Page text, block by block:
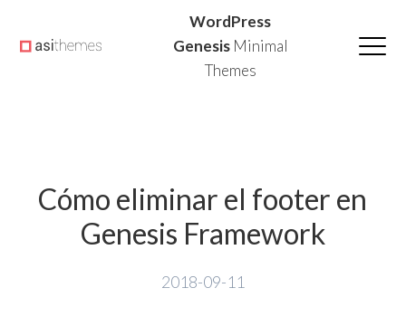
WordPress
GenesisMinimal
Themes
Cómo eliminar el footer en
Genesis Framework
2018-09-11